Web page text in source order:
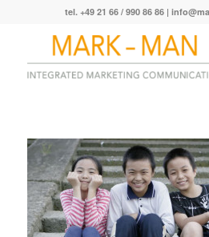
tel. +49 21 66 / 990 86 86 |